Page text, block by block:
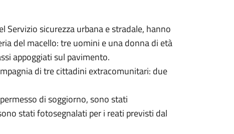
Servizio sicurezza urbana e stradale, hanno
del macello: tre uomini e una donna di età
appoggiati sul pavimento.
di tre cittadini extracomunitari: due
di soggiorno, sono stati
stati fotosegnalati per i reati previsti dal